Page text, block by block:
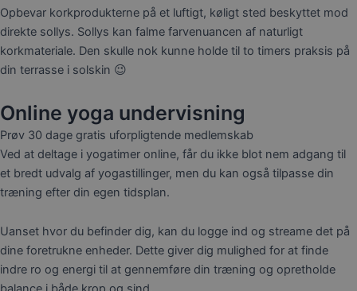
Opbevar korkprodukterne på et luftigt, køligt sted beskyttet mod
direkte sollys. Sollys kan falme farvenuancen af naturligt
korkmateriale. Den skulle nok kunne holde til to timers praksis på
din terrasse i solskin 😉
Online yoga undervisning
Prøv 30 dage gratis uforpligtende medlemskab
Ved at deltage i yogatimer online, får du ikke blot nem adgang til
et bredt udvalg af yogastillinger, men du kan også tilpasse din
træning efter din egen tidsplan.
Uanset hvor du befinder dig, kan du logge ind og streame det på
dine foretrukne enheder. Dette giver dig mulighed for at finde
indre ro og energi til at gennemføre din træning og opretholde